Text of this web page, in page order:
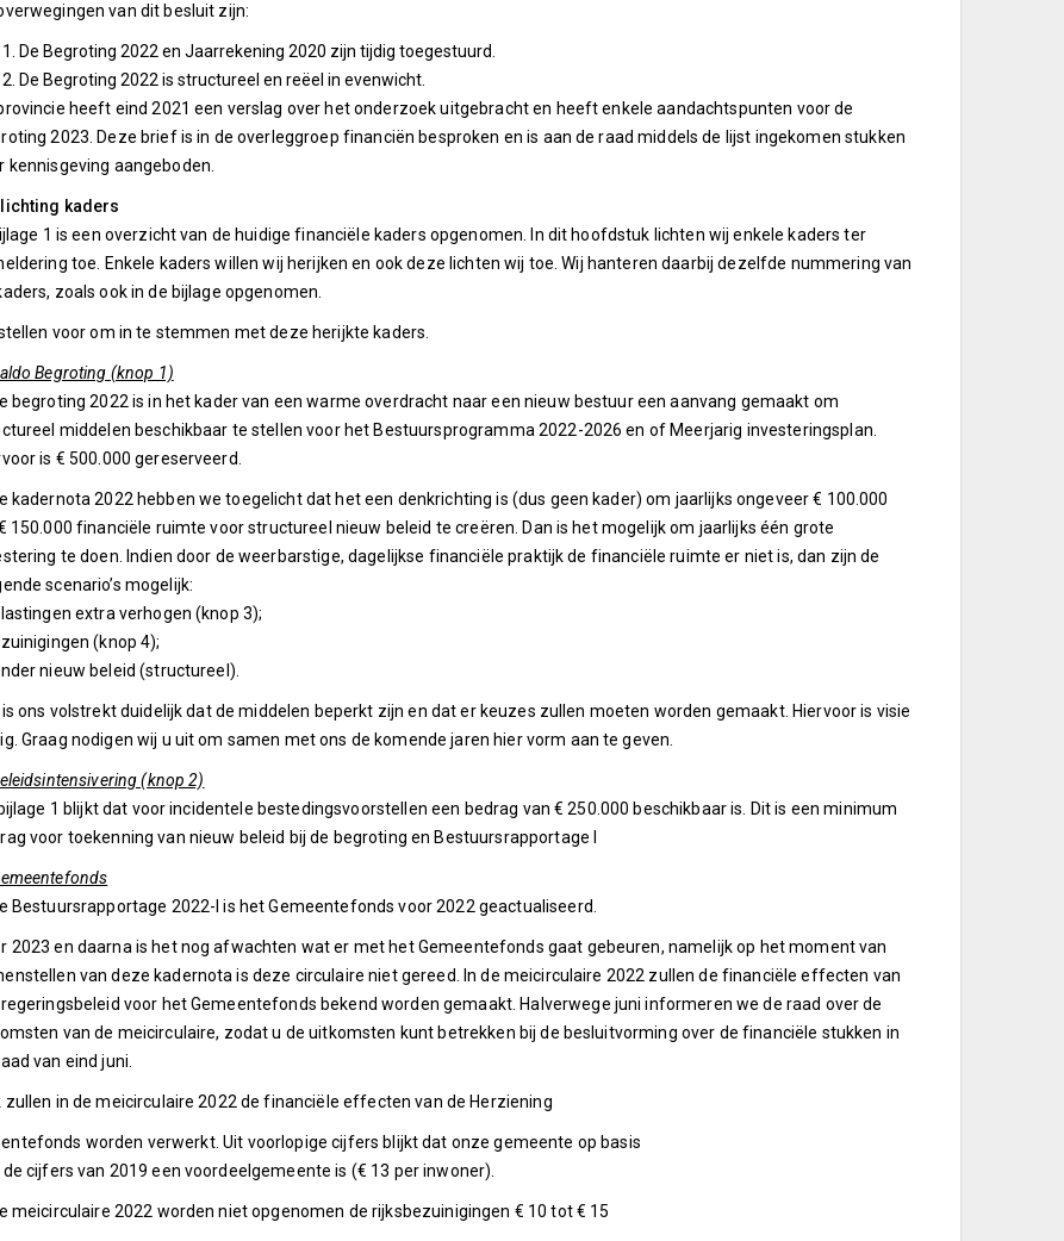
van dit besluit zijn:
De Begroting 2022 en Jaarrekening 2020 zijn tijdig toegestuurd.
De Begroting 2022 is structureel en reëel in evenwicht.
heeft eind 2021 een verslag over het onderzoek uitgebracht en heeft enkele aandachtspunten voor de
2023. Deze brief is in de overleggroep financiën besproken en is aan de raad middels de lijst ingekomen stukken
kennisgeving aangeboden.
kaders
1 is een overzicht van de huidige financiële kaders opgenomen. In dit hoofdstuk lichten wij enkele kaders ter
toe. Enkele kaders willen wij herijken en ook deze lichten wij toe. Wij hanteren daarbij dezelfde nummering van
zoals ook in de bijlage opgenomen.
voor om in te stemmen met deze herijkte kaders.
Begroting (knop 1)
begroting 2022 is in het kader van een warme overdracht naar een nieuw bestuur een aanvang gemaakt om
middelen beschikbaar te stellen voor het Bestuursprogramma 2022-2026 en of Meerjarig investeringsplan.
is € 500.000 gereserveerd.
kadernota 2022 hebben we toegelicht dat het een denkrichting is (dus geen kader) om jaarlijks ongeveer € 100.000
150.000 financiële ruimte voor structureel nieuw beleid te creëren. Dan is het mogelijk om jaarlijks één grote
te doen. Indien door de weerbarstige, dagelijkse financiële praktijk de financiële ruimte er niet is, dan zijn de
scenario’s mogelijk:
extra verhogen (knop 3);
(knop 4);
nieuw beleid (structureel).
is ons volstrekt duidelijk dat de middelen beperkt zijn en dat er keuzes zullen moeten worden gemaakt. Hiervoor is visie
Graag nodigen wij u uit om samen met ons de komende jaren hier vorm aan te geven.
(knop 2)
1 blijkt dat voor incidentele bestedingsvoorstellen een bedrag van € 250.000 beschikbaar is. Dit is een minimum
voor toekenning van nieuw beleid bij de begroting en Bestuursrapportage I
Bestuursrapportage 2022-I is het Gemeentefonds voor 2022 geactualiseerd.
2023 en daarna is het nog afwachten wat er met het Gemeentefonds gaat gebeuren, namelijk op het moment van
van deze kadernota is deze circulaire niet gereed. In de meicirculaire 2022 zullen de financiële effecten van
voor het Gemeentefonds bekend worden gemaakt. Halverwege juni informeren we de raad over de
van de meicirculaire, zodat u de uitkomsten kunt betrekken bij de besluitvorming over de financiële stukken in
van eind juni.
zullen in de meicirculaire 2022 de financiële effecten van de Herziening
worden verwerkt. Uit voorlopige cijfers blijkt dat onze gemeente op basis
de cijfers van 2019 een voordeelgemeente is (€ 13 per inwoner).
meicirculaire 2022 worden niet opgenomen de rijksbezuinigingen € 10 tot € 15